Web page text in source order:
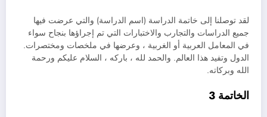
لقد توصلنا إلى خاتمة الدراسة (اسم الدراسة) والتي عرضت فيها
جميع الدراسات والتجارب والاختبارات التي تم إجراؤها بنجاح سواء
في المعامل العربية أو الغربية ، وعرضها في ملخصات ومختصرات.
الدول وتفيد هذا العالم. والحمد لله ، باركه ، السلام عليكم ورحمة
الله وبركاته.
الخاتمة 3